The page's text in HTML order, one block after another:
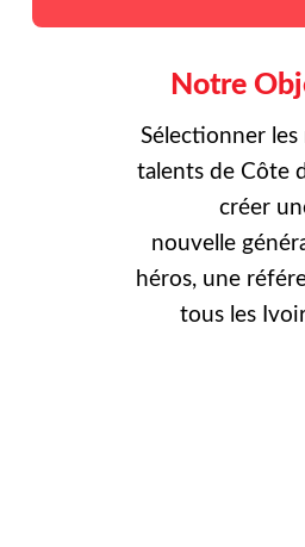
Notre
Sélectionner les
talents de Côte
créer
nouvelle
héros, une
tous les